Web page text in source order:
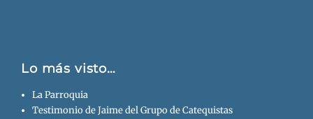
Lo más visto…
La Parroquia
Testimonio de Jaime del Grupo de Catequistas